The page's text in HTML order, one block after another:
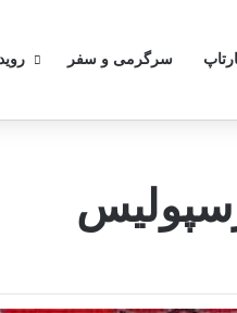
سرگرمی و سفر